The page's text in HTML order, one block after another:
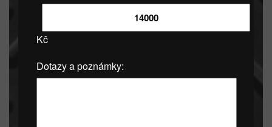
Kč
Dotazy a poznámky: